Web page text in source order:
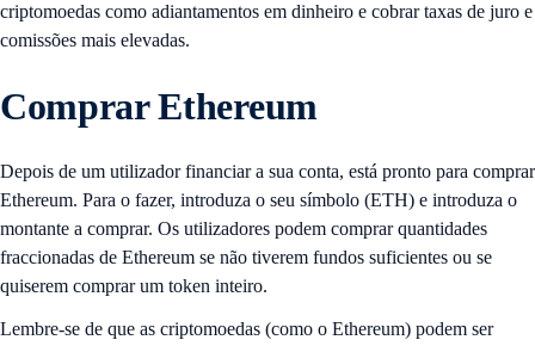
criptomoedas como adiantamentos em dinheiro e cobrar taxas de juro e
comissões mais elevadas.
Comprar Ethereum
Depois de um utilizador financiar a sua conta, está pronto para comprar
Ethereum. Para o fazer, introduza o seu símbolo (ETH) e introduza o
montante a comprar. Os utilizadores podem comprar quantidades
fraccionadas de Ethereum se não tiverem fundos suficientes ou se
quiserem comprar um token inteiro.
Lembre-se de que as criptomoedas (como o Ethereum) podem ser